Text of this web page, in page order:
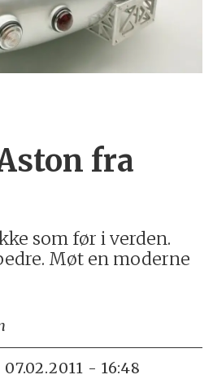
fra
som før i verden.
Møt en moderne
07.02.2011 - 16:48